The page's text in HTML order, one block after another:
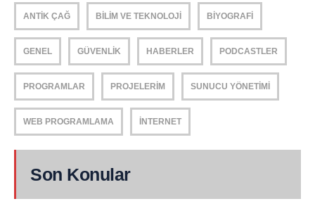
ANTIK ÇAĞ BILIM VE TEKNOLOJI BIYOGRAFI
GENEL GÜVENLIK HABERLER PODCASTLER
PROGRAMLAR PROJELERIM SUNUCU YÖNETIMI
WEB PROGRAMLAMA İNTERNET
Son Konular